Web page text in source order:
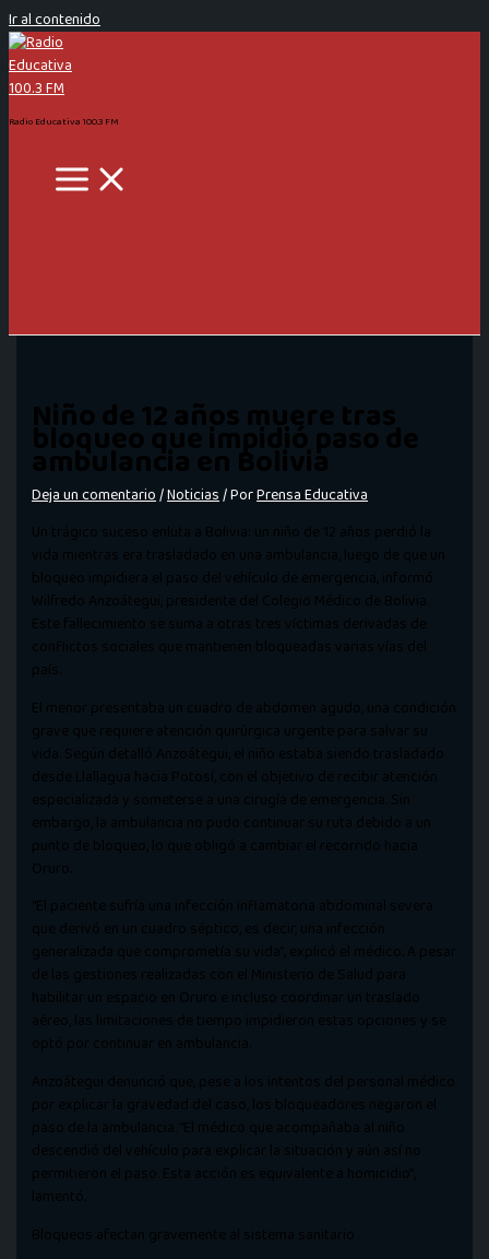
Ir al contenido
Radio Educativa 100.3 FM
Niño de 12 años muere tras
bloqueo que impidió paso de
ambulancia en Bolivia
Deja un comentario/Noticias/ PorPrensa Educativa
Un trágico suceso enluta a Bolivia: un niño de 12 años perdió la
vida mientras era trasladado en una ambulancia, luego de que un
bloqueo impidiera el paso del vehículo de emergencia, informó
Wilfredo Anzoátegui, presidente del Colegio Médico de Bolivia.
Este fallecimiento se suma a otras tres víctimas derivadas de
conflictos sociales que mantienen bloqueadas varias vías del
país.
El menor presentaba un cuadro de abdomen agudo, una condición
grave que requiere atención quirúrgica urgente para salvar su
vida. Según detalló Anzoátegui, el niño estaba siendo trasladado
desde Llallagua hacia Potosí, con el objetivo de recibir atención
especializada y someterse a una cirugía de emergencia. Sin
embargo, la ambulancia no pudo continuar su ruta debido a un
punto de bloqueo, lo que obligó a cambiar el recorrido hacia
Oruro.
“El paciente sufría una infección inflamatoria abdominal severa
que derivó en un cuadro séptico, es decir, una infección
generalizada que comprometía su vida”, explicó el médico. A pesar
de las gestiones realizadas con el Ministerio de Salud para
habilitar un espacio en Oruro e incluso coordinar un traslado
aéreo, las limitaciones de tiempo impidieron estas opciones y se
optó por continuar en ambulancia.
Anzoátegui denunció que, pese a los intentos del personal médico
por explicar la gravedad del caso, los bloqueadores negaron el
paso de la ambulancia. “El médico que acompañaba al niño
descendió del vehículo para explicar la situación y aún así no
permitieron el paso. Esta acción es equivalente a homicidio”,
lamentó.
Bloqueos afectan gravemente al sistema sanitario